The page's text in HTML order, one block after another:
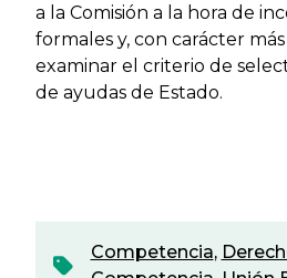
a la Comisión a la hora de
formales y, con carácter más
examinar el criterio de
de ayudas de Estado.
Competencia,